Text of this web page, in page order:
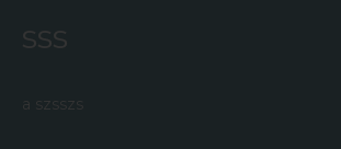
sss
a szsszs